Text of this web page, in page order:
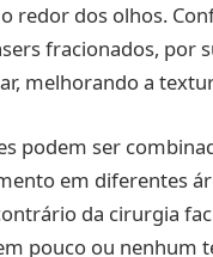
redor dos olhos.
fracionados, por
melhorando a
podem ser
em diferentes
da cirurgia
pouco ou nenhum